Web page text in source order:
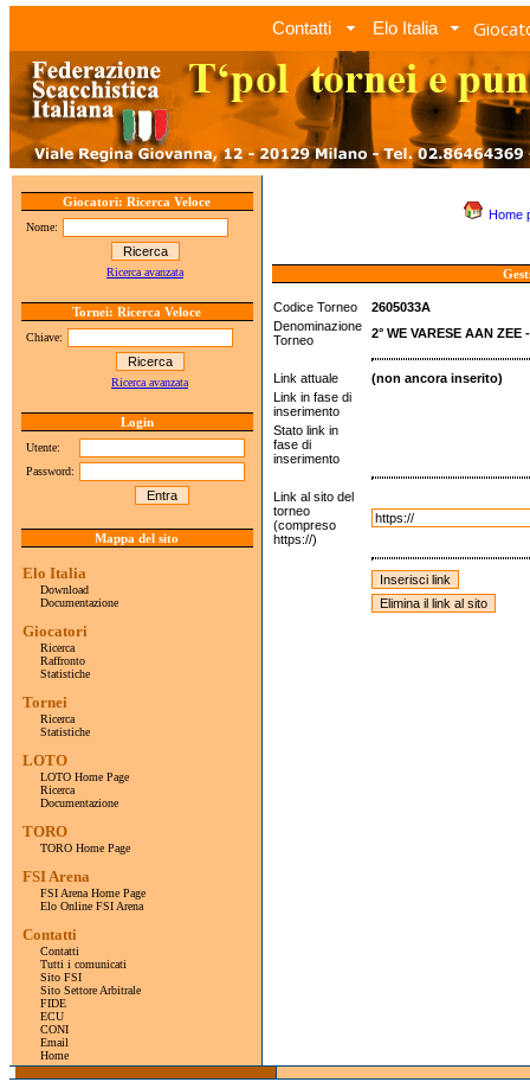
Contatti Elo Italia
Giocatori: Ricerca Veloce
Nome:
Ricerca avanzata
Tornei: Ricerca Veloce
Chiave:
Ricerca avanzata
Login
Utente:
Password:
Mappa del sito
Elo Italia
Download
Documentazione
Giocatori
Ricerca
Raffronto
Statistiche
Tornei
Ricerca
Statistiche
LOTO
LOTO Home Page
Ricerca
Documentazione
TORO
TORO Home Page
FSI Arena
FSI Arena Home Page
Elo Online FSI Arena
Contatti
Contatti
Tutti i comunicati
Sito FSI
Sito Settore Arbitrale
FIDE
ECU
CONI
Email
Home
Home
Codice Torneo
2605033A
Denominazione
Torneo
2° WE VARESE AAN ZEE
Link attuale
(non ancora inserito)
Link in fase di
inserimento
Stato link in
fase di
inserimento
Link al sito del
torneo
(compreso
https://)